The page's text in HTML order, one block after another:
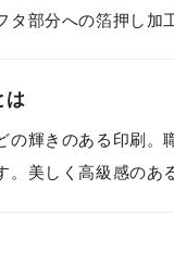
タ部分への箔押し加
は
の輝きのある印刷。
。美しく高級感のあ